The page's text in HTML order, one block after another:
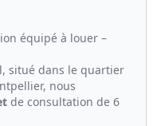
équipé à louer –
situé dans le quartier
nous
de consultation de 6